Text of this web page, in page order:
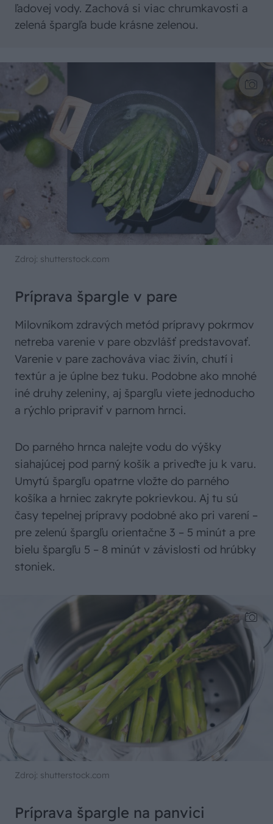
ľadovej vody. Zachová si viac chrumkavosti a
zelená špargľa bude krásne zelenou.
Zdroj: shutterstock.com
Príprava špargle v pare
Milovníkom zdravých metód prípravy pokrmov
netreba varenie v pare obzvlášť predstavovať.
Varenie v pare zachováva viac živín, chutí i
textúr a je úplne bez tuku. Podobne ako mnohé
iné druhy zeleniny, aj špargľu viete jednoducho
a rýchlo pripraviť v parnom hrnci.
Do parného hrnca nalejte vodu do výšky
siahajúcej pod parný košík a priveďte ju k varu.
Umytú špargľu opatrne vložte do parného
košíka a hrniec zakryte pokrievkou. Aj tu sú
časy tepelnej prípravy podobné ako pri varení –
pre zelenú špargľu orientačne 3 – 5 minút a pre
bielu špargľu 5 – 8 minút v závislosti od hrúbky
stoniek.
Zdroj: shutterstock.com
Príprava špargle na panvici